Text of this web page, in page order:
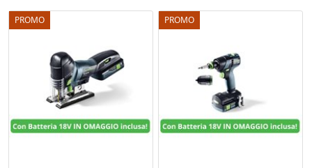
PROMO PROMO